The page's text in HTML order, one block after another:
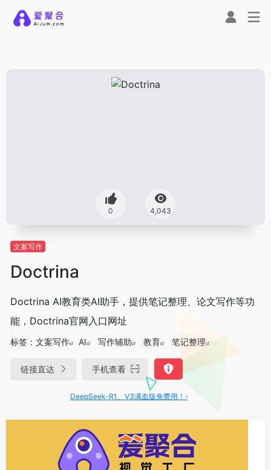
0 4,043
文案写作
Doctrina
Doctrina AI教育类AI助手，提供笔记整理、论文写作等功
能，Doctrina官网入口网址
标签： 文案写作 AI 写作辅助 教育 笔记整理
链接直达 手机查看
DeepSeek-R1、V3满血版免费用！- 字节Trae即可编程又可聊天